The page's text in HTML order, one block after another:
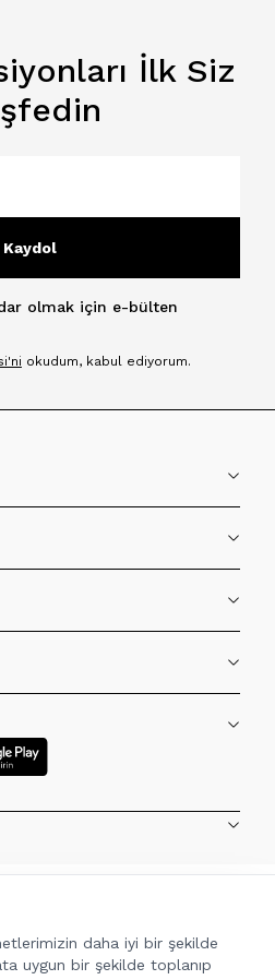
İlk Siz
Kaydol
olmak için e-bülten
okudum, kabul ediyorum.
daha iyi bir şekilde
uygun bir şekilde toplanıp